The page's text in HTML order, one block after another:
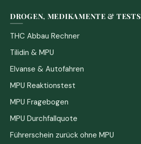
DROGEN, MEDIKAMENTE & TESTS
THC Abbau Rechner
Tilidin & MPU
Elvanse & Autofahren
MPU Reaktionstest
MPU Fragebogen
MPU Durchfallquote
Führerschein zurück ohne MPU